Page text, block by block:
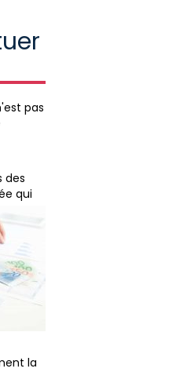
pas
des
qui
la